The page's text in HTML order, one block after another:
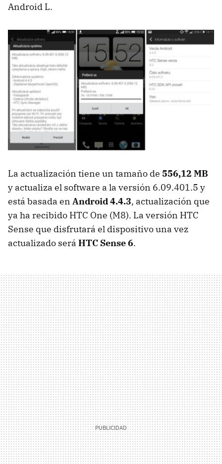
Android L.
La actualización tiene un tamaño de 556,12 MB
y actualiza el software a la versión 6.09.401.5 y
está basada en Android 4.4.3, actualización que
ya ha recibido HTC One (M8). La versión HTC
Sense que disfrutará el dispositivo una vez
actualizado será HTC Sense 6.